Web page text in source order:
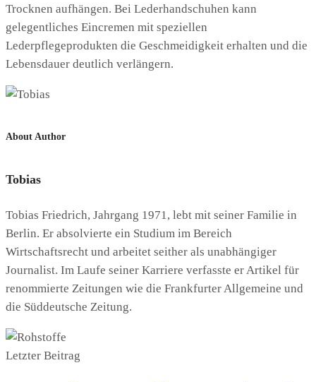
Trocknen aufhängen. Bei Lederhandschuhen kann
gelegentliches Eincremen mit speziellen
Lederpflegeprodukten die Geschmeidigkeit erhalten und die
Lebensdauer deutlich verlängern.
About Author
Tobias
Tobias Friedrich, Jahrgang 1971, lebt mit seiner Familie in
Berlin. Er absolvierte ein Studium im Bereich
Wirtschaftsrecht und arbeitet seither als unabhängiger
Journalist. Im Laufe seiner Karriere verfasste er Artikel für
renommierte Zeitungen wie die Frankfurter Allgemeine und
die Süddeutsche Zeitung.
Letzter Beitrag